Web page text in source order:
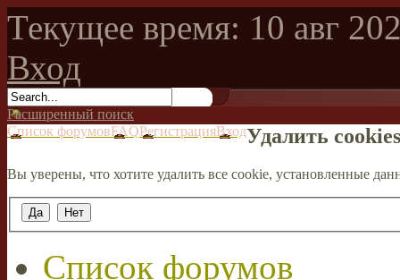
Текущее время: 10 авг
Вход
Расширенный поиск
Список форумовFAQРегистрацияВходУдалить
Вы уверены, что хотите удалить все cookie, установленные
Список форумов